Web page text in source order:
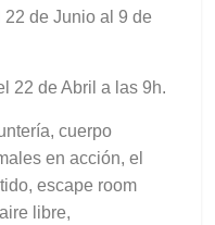
de Junio al 9 de
22 de Abril a las 9h.
cuerpo
en acción, el
escape room
libre,